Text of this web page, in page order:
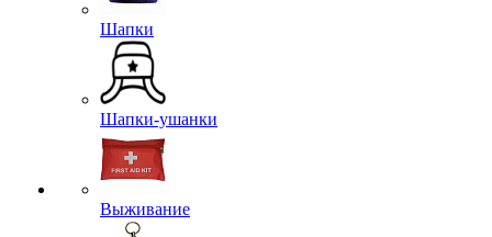
Шапки
Шапки-ушанки
Выживание